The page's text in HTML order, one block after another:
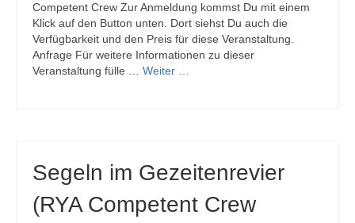
Competent Crew Zur Anmeldung kommst Du mit einem
Klick auf den Button unten. Dort siehst Du auch die
Verfügbarkeit und den Preis für diese Veranstaltung.
Anfrage Für weitere Informationen zu dieser
Veranstaltung fülle … Weiter …
Segeln im Gezeitenrevier
(RYA Competent Crew